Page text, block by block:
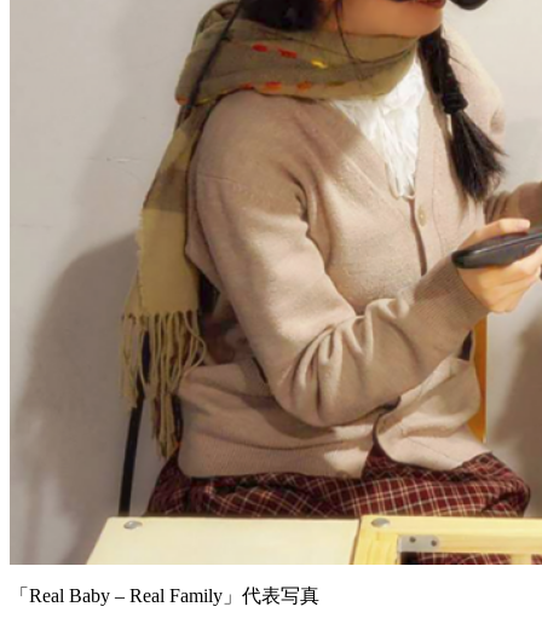
「Real Baby – Real Family」代表写真